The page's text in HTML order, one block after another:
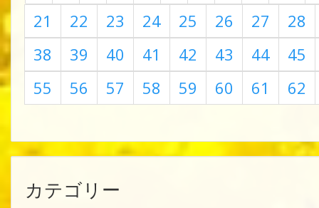
21
22 23 24 25 26 27
28
38
39 40 41 42 43 44
45
55
56 57 58 59 60 61 62
カテゴリー